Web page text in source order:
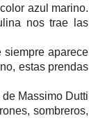
azul marino.
nos trae las
aparece
estas prendas
Massimo Dutti
sombreros,